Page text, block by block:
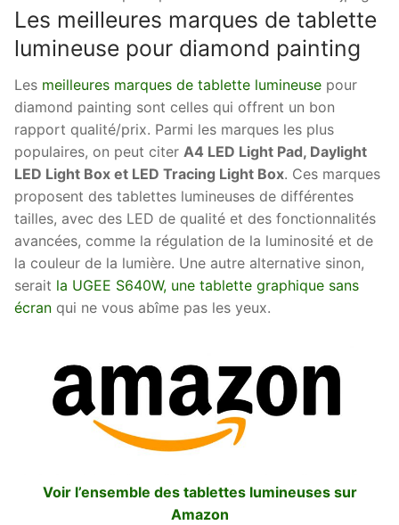
Les meilleures marques de tablette
lumineuse pour diamond painting
Les meilleures marques de tablette lumineuse pour
diamond painting sont celles qui offrent un bon
rapport qualité/prix. Parmi les marques les plus
populaires, on peut citer A4 LED Light Pad, Daylight
LED Light Box et LED Tracing Light Box. Ces marques
proposent des tablettes lumineuses de différentes
tailles, avec des LED de qualité et des fonctionnalités
avancées, comme la régulation de la luminosité et de
la couleur de la lumière. Une autre alternative sinon,
serait la UGEE S640W, une tablette graphique sans
écran qui ne vous abîme pas les yeux.
Voir l’ensemble des tablettes lumineuses sur
Amazon